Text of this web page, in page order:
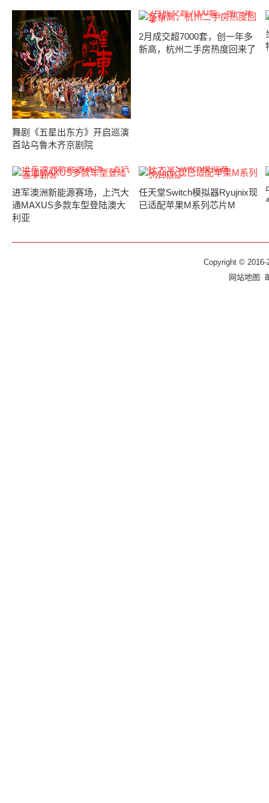
舞剧《五星出东方》开启巡演
首站乌鲁木齐京剧院
2月成交超7000套，创一年多
新高，杭州二手房热度回来了
进军澳洲新能源赛场，上汽大
通MAXUS多款车型登陆澳大
利亚
任天堂Switch模拟器Ryujnix现
已适配苹果M系列芯片M
Copyright © 2016-
网站地图